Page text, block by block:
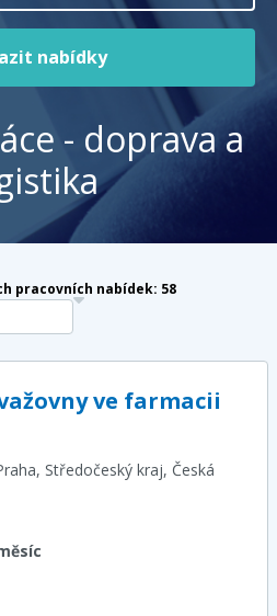
nabídky
- doprava a
pracovních nabídek: 58
ve farmacii
Středočeský kraj, Česká